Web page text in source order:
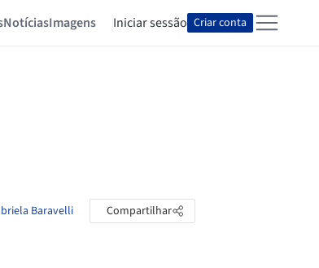
NotíciasImagens Iniciar sessão Criar conta
Baravelli Compartilhar